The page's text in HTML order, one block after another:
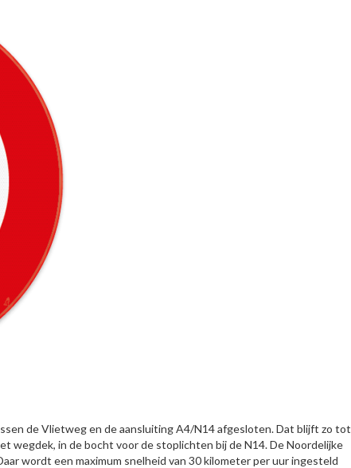
de Vlietweg en de aansluiting A4/N14 afgesloten. Dat blijft zo tot
wegdek, in de bocht voor de stoplichten bij de N14. De Noordelijke
wordt een maximum snelheid van 30 kilometer per uur ingesteld